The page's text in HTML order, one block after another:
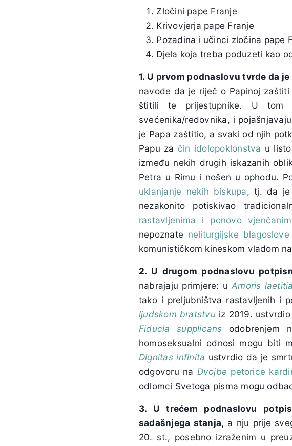
Zločini pape Franje
Krivovjerja pape Franje
Pozadina i učinci zločina pape
Djela koja treba poduzeti kao
1. U prvom podnaslovu tvrde da
navode da je riječ o Papinoj
štitili te prijestupnike. U tom
svećenika/redovnika, i
je Papa zaštitio, a svaki od njih
Papu za čin idolopoklonstva u
između nekih drugih iskazanih
Petra u Rimu i nošen u ophodu.
uklanjanje nekih biskupa, tj. da je
nezakonito potiskivao
rastavljenima i ponovo
nepoznate neliturgijske
komunističkom kineskom vladom
2. U drugom podnaslovu
nabrajaju primjere: uAmoris laetitia
tako i preljubništva rastavljenih i
ljudskom bratstvuiz 2019. ustvrdio
Fiducia supplicans odobrenjem
homoseksualni odnosi mogu biti
Dignitas infinita ustvrdio da je
odgovoru na Dvojbe petorice
odlomci Svetoga pisma mogu
3. U trećem podnaslovu
sadašnjega stanja, a nju prije
20. st., posebno izraženim u